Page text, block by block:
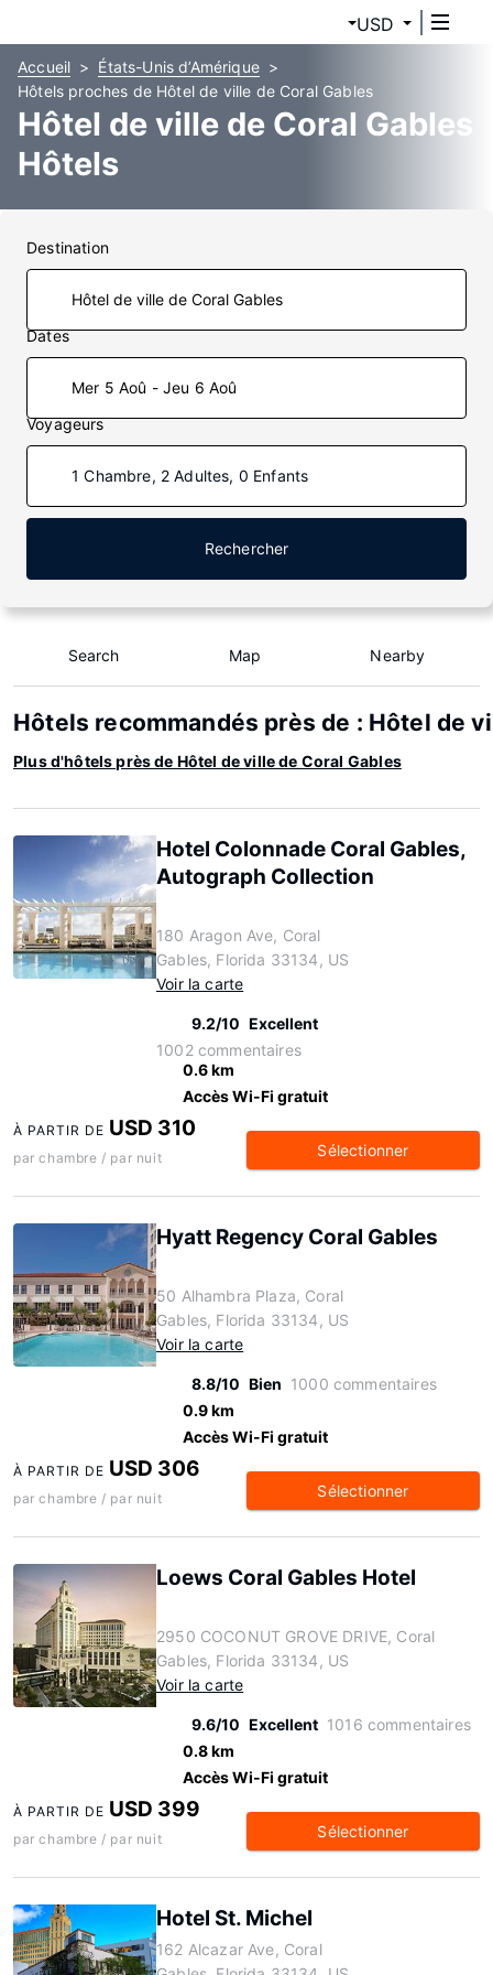
USD
Accueil
États-Unis d’Amérique
Hôtels proches de Hôtel de ville de Coral Gables
Hôtel de ville de Coral Gables
Hôtels
Destination
Dates
Mer 5 Aoû - Jeu 6 Aoû
Voyageurs
1 Chambre, 2 Adultes, 0 Enfants
Rechercher
Search Map Nearby
Hôtels recommandés près de : Hôtel de
Plus d'hôtels près de Hôtel de ville de Coral Gables
Hotel Colonnade Coral Gables,
Autograph Collection
180 Aragon Ave, Coral
Gables, Florida 33134, US
Voir la carte
9.2/10 Excellent
1002 commentaires
0.6 km
Accès Wi-Fi gratuit
À PARTIR DE USD 310
par chambre / par nuit Sélectionner
Hyatt Regency Coral Gables
50 Alhambra Plaza, Coral
Gables, Florida 33134, US
Voir la carte
8.8/10 Bien 1000 commentaires
0.9 km
Accès Wi-Fi gratuit
À PARTIR DE USD 306
par chambre / par nuit Sélectionner
Loews Coral Gables Hotel
2950 COCONUT GROVE DRIVE, Coral
Gables, Florida 33134, US
Voir la carte
9.6/10 Excellent 1016 commentaires
0.8 km
Accès Wi-Fi gratuit
À PARTIR DE USD 399
par chambre / par nuit Sélectionner
Hotel St. Michel
162 Alcazar Ave, Coral